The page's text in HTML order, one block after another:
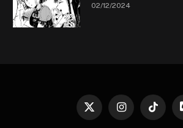
02/12/2024
X
InstagramTikTok